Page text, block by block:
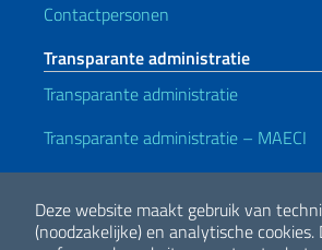
Deze website maakt gebruik van
(noodzakelijke) en analytische cookies.
Contactpersonen
Transparante administratie
Transparante administratie
Transparante administratie – MAECI
Handige koppelingen
Note legaliPrivacy e cookie policy